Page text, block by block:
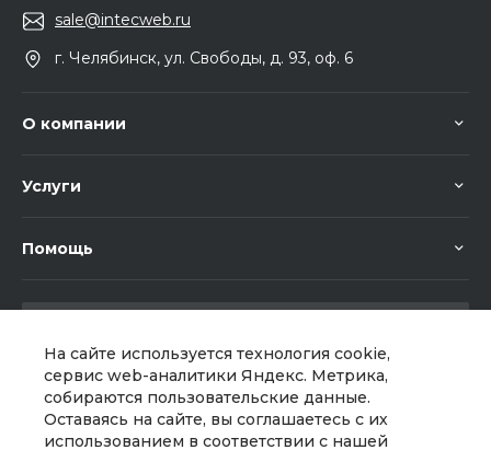
На сайте используется технология cookie,
сервис web-аналитики Яндекс. Метрика,
собираются пользовательские данные.
Оставаясь на сайте, вы соглашаетесь с их
использованием в соответствии с нашей
sale@intecweb.ru
г. Челябинск, ул. Свободы, д. 93, оф. 6
О компании
Услуги
Помощь
Мы в соц. сетях